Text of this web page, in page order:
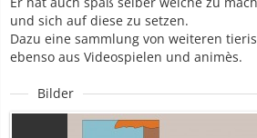
und sich auf diese zu setzen.
Dazu eine sammlung von weiteren
ebenso aus Videospielen und animès.
Bilder